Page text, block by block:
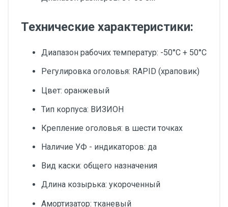
Технические характеристики:
Диапазон рабочих температур: -50°C + 50°C
Регулировка оголовья: RAPID (храповик)
Цвет: оранжевый
Тип корпуса: ВИЗИОН
Крепление оголовья: в шести точках
Наличие УФ - индикаторов: да
Вид каски: общего назначения
Длина козырька: укороченный
Амортизатор: тканевый